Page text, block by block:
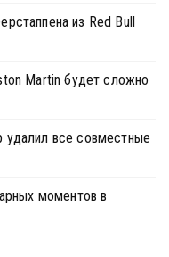
из Red Bull
Martin будет сложно
удалил все совместные
моментов в